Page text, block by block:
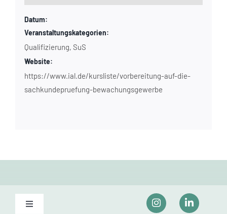
Datum:
Veranstaltungskategorien:
Qualifizierung, SuS
Website:
https://www.ial.de/kursliste/vorbereitung-auf-die-
sachkundepruefung-bewachungsgewerbe
Toggle